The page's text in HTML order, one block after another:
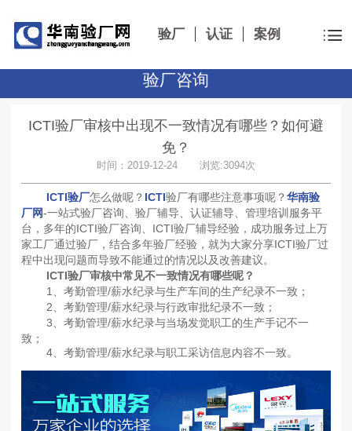
验厂 认证 案例
验厂咨询
ICTI验厂审核中出现不一致情况有哪些？如何避
免？
时间：2019-12-24 浏览:3094次
ICTI验厂怎么做呢？ ICTI验厂有哪些注意事项呢？华南验
厂网-一站式验厂咨询、验厂辅导、认证辅导、管理培训服务平
台，多年的ICTI验厂咨询、ICTI验厂辅导经验，成功服务过上万
家工厂通过验厂，结合多年验厂经验，就为大家分享ICTI验厂过
程中出现问题而导致不能通过的情况以及改善建议。
ICTI验厂审核中常见不一致情况有哪些呢？
1、考勤管理/薪水纪录与生产车间的生产纪录不一致；
2、考勤管理/薪水纪录与行政审批纪录不一致；
3、考勤管理/薪水纪录与当场发觉职工的生产手记不一
致；
4、考勤管理/薪水纪录与职工采访信息内容不一致。